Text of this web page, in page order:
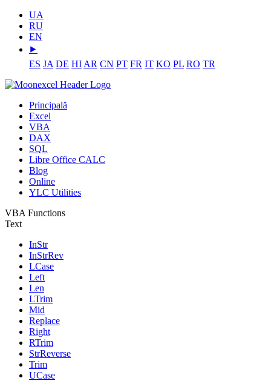
UA
RU
EN
⯈
ES JA DE HI AR CN PT FR IT KO PL RO TR
Principală
Excel
VBA
DAX
SQL
Libre Office CALC
Blog
Online
YLC Utilities
VBA Functions
Text
InStr
InStrRev
LCase
Left
Len
LTrim
Mid
Replace
Right
RTrim
StrReverse
Trim
UCase